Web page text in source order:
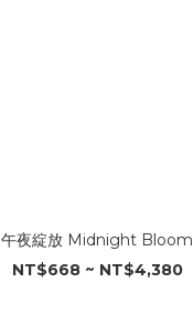
午夜綻放 Midnight Bloom
NT$668 ~ NT$4,380